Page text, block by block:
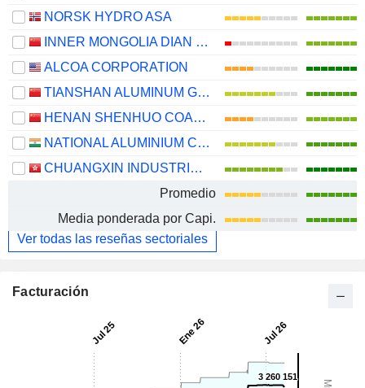
NORSK HYDRO ASA
INNER MONGOLIA DIAN TOU ENERGY CORPORATION LIMITED
ALCOA CORPORATION
TIANSHAN ALUMINUM GROUP CO.,LTD
HENAN SHENHUO COAL INDUSTRY AND ELECTRICITY POWER CO. LTD
NATIONAL ALUMINIUM COMPANY LIMITED
CHUANGXIN INDUSTRIES HOLDINGS LIMITED
Promedio
Media ponderada por Capi.
Ver todas las reseñas sectoriales
Facturación